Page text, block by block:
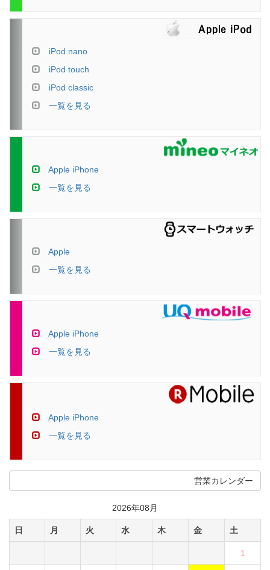
iPod nano
iPod touch
iPod classic
一覧を見る
Apple iPhone
一覧を見る
Apple
一覧を見る
Apple iPhone
一覧を見る
Apple iPhone
一覧を見る
営業カレンダー
2026年08月
日 月 火 水 木 金 土
1